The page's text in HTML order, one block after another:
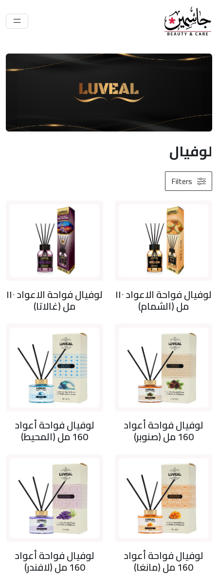
لوفيال
Filters
لوفيال فواحة الاعواد ١١٠
مل (الشمام)
لوفيال فواحة الاعواد ١١٠
مل (غالاتا)
لوفيال فواحة أعواد
160 مل (صنوبر)
لوفيال فواحة أعواد
160 مل (المحيط)
لوفيال فواحة أعواد
160 مل (مانغا)
لوفيال فواحة أعواد
160 مل (لافندر)